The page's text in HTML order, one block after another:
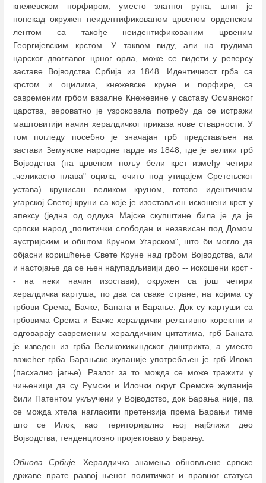
кнежевском порфиром; уместо златног руна, штит је
понекад окружен неидентификованом црвеном орденском
лентом са такође неидентификованим црвеним
Георгијевским крстом. У таквом виду, али на грудима
царског двоглавог црног орла, може се видети у реверсу
заставе Војводства Србија из 1848. Идентичност грба са
крстом и оцилима, кнежевске круне и порфире, са
савременим грбом вазалне Кнежевине у саставу Османског
царства, вероватно је узроковала потребу да се истражи
маштовитији начин хералдичког приказа нове стварности. У
том погледу посебно је значајан грб представљен на
застави Земунске народне гарде из 1848, где је велики грб
Војводства (на црвеном пољу бели крст између четири
„челикасто плава" оцила, очито под утицајем Сретењског
устава) крунисан великом круном, готово идентичном
угарској Светој круни са које је изостављен искошени крст у
апексу (једна од одлука Мајске скупштине била је да је
српски народ „политички слободан и независан под Домом
аустријским и обштом Круном Угарском", што би могло да
објасни коришћење Свете Круне над грбом Војводства, али
и настојање да се њен најупадљивији део -- искошени крст -
- на неки начин изостави), окружен са још четири
хералдичка картуша, по два са сваке стране, на којима су
грбови Срема, Бачке, Баната и Барање. Док су картуши са
грбовима Срема и Бачке хералдички релативно коректни и
одговарају савременим хералдичким цитатима, грб Баната
је изведен из грба Великокикиндског диштрикта, а уместо
важећег грба Барањске жупаније употребљен је грб Илока
(пасхално јагње). Разлог за то можда се може тражити у
чињеници да су Румски и Илочки округ Сремске жупаније
били Патентом укључени у Војводство, док Барања није, па
се можда хтела нагласити претензија према Барањи тиме
што се Илок, као територијално њој најближи део
Војводства, тенденциозно пројектовао у Барању.
Обнова Србије.
Хералдичка знамења обновљене српске
државе прате развој њеног политичког и правног статуса